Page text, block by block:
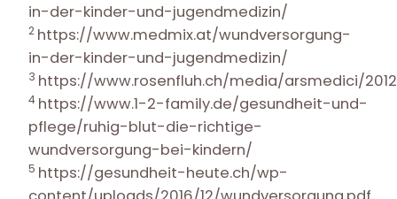
in-der-kinder-und-jugendmedizin/
2 https://www.medmix.at/wundversorgung-
in-der-kinder-und-jugendmedizin/
3 https://www.rosenfluh.ch/media/arsmedici/
4 https://www.1-2-family.de/gesundheit-und-
pflege/ruhig-blut-die-richtige-
wundversorgung-bei-kindern/
5 https://gesundheit-heute.ch/wp-